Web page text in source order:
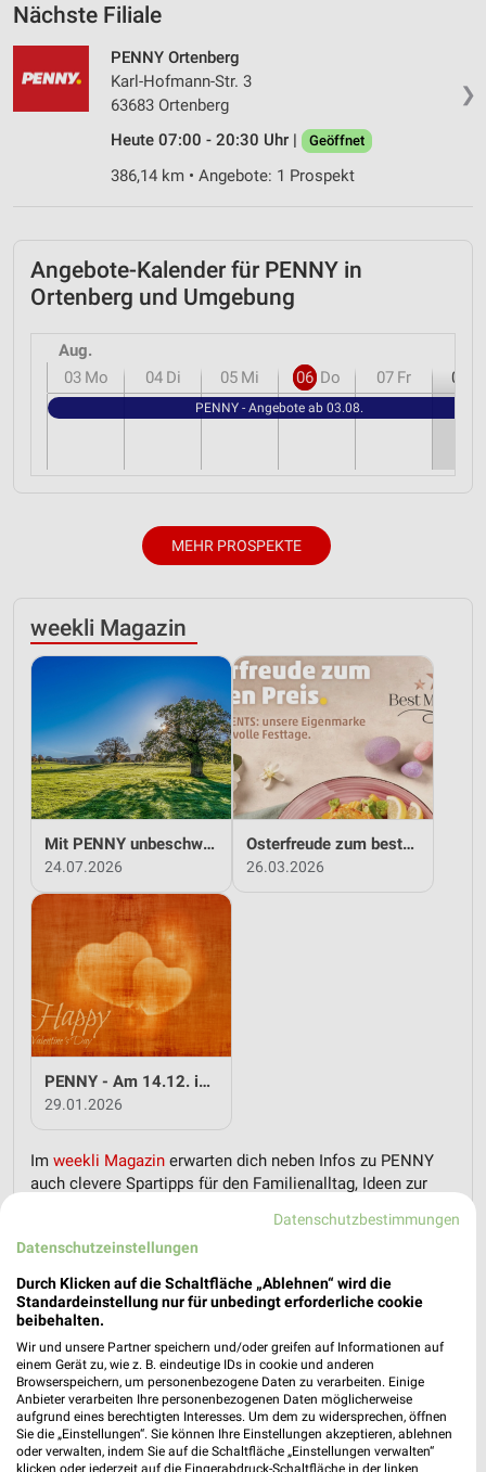
Nächste Filiale
❯
PENNY Ortenberg
Karl-Hofmann-Str. 3
63683 Ortenberg
Heute 07:00 - 20:30 Uhr |
Geöffnet
386,14 km • Angebote: 1 Prospekt
Angebote-Kalender für PENNY in
Ortenberg und Umgebung
Aug.
03 Mo 04 Di 05 Mi 06 Do 07 Fr 08
PENNY - Angebote ab 03.08.
MEHR PROSPEKTE
weekli Magazin
Mit PENNY unbeschwert in den Sommer!
24.07.2026
Osterfreude zum besten Preis - mit PENNY!
26.03.2026
PENNY - Am 14.12. ist Valentinstag
29.01.2026
Im weekli Magazin erwarten dich neben Infos zu PENNY
auch clevere Spartipps für den Familienalltag, Ideen zur
weekli - Prospekte & Angebote App
Alle PENNY Angebote immer griffbereit – mit der kostenlosen
weekli App für iOS & Android.
Datenschutzbestimmungen
Datenschutzeinstellungen
Durch Klicken auf die Schaltfläche „Ablehnen“ wird die
Standardeinstellung nur für unbedingt erforderliche cookie
beibehalten.
Wir und unsere Partner speichern und/oder greifen auf Informationen auf
einem Gerät zu, wie z. B. eindeutige IDs in cookie und anderen
Browserspeichern, um personenbezogene Daten zu verarbeiten. Einige
Anbieter verarbeiten Ihre personenbezogenen Daten möglicherweise
aufgrund eines berechtigten Interesses. Um dem zu widersprechen, öffnen
Sie die „Einstellungen“. Sie können Ihre Einstellungen akzeptieren, ablehnen
oder verwalten, indem Sie auf die Schaltfläche „Einstellungen verwalten“
klicken oder jederzeit auf die Fingerabdruck-Schaltfläche in der linken